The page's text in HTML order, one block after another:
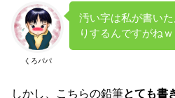
くろパパ
汚い字は私が書い
りするんですがねｗ
しかし、こちらの鉛筆とても書